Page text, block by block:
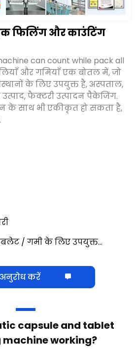
फिलिंग और काउंटिंग
can count while pack all
और गमियाँ एक बोतल में, जो
के लिए उपयुक्त है, अस्पताल,
फैक्टरी उत्पादन पैकेजिंग.
के साथ भी एकीकृत हो सकता है,
/ गमी के लिए उपयुक्त…
करें
capsule and tablet
working?